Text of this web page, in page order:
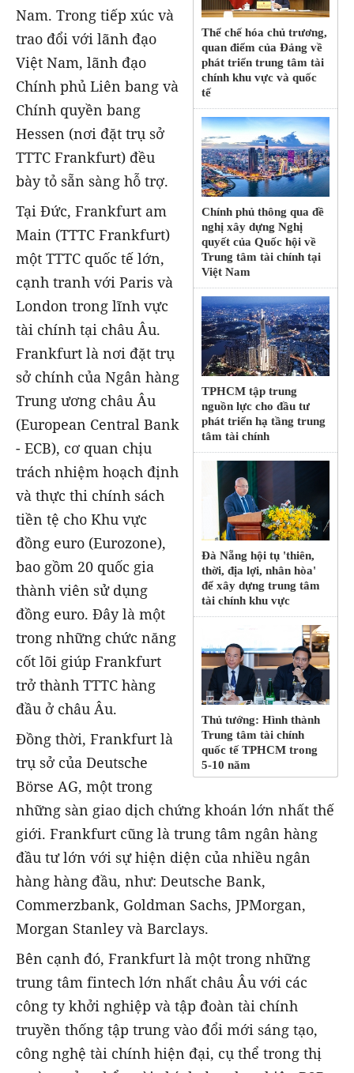
Thể chế hóa chủ trương,
quan điểm của Đảng về
phát triển trung tâm tài
chính khu vực và quốc
tế
Chính phủ thông qua đề
nghị xây dựng Nghị
quyết của Quốc hội về
Trung tâm tài chính tại
Việt Nam
TPHCM tập trung
nguồn lực cho đầu tư
phát triển hạ tầng trung
tâm tài chính
Đà Nẵng hội tụ 'thiên,
thời, địa lợi, nhân hòa'
để xây dựng trung tâm
tài chính khu vực
Thủ tướng: Hình thành
Trung tâm tài chính
quốc tế TPHCM trong
5-10 năm
Nam. Trong tiếp xúc và
trao đổi với lãnh đạo
Việt Nam, lãnh đạo
Chính phủ Liên bang và
Chính quyền bang
Hessen (nơi đặt trụ sở
TTTC Frankfurt) đều
bày tỏ sẵn sàng hỗ trợ.
Tại Đức, Frankfurt am
Main (TTTC Frankfurt)
một TTTC quốc tế lớn,
cạnh tranh với Paris và
London trong lĩnh vực
tài chính tại châu Âu.
Frankfurt là nơi đặt trụ
sở chính của Ngân hàng
Trung ương châu Âu
(European Central Bank
- ECB), cơ quan chịu
trách nhiệm hoạch định
và thực thi chính sách
tiền tệ cho Khu vực
đồng euro (Eurozone),
bao gồm 20 quốc gia
thành viên sử dụng
đồng euro. Đây là một
trong những chức năng
cốt lõi giúp Frankfurt
trở thành TTTC hàng
đầu ở châu Âu.
Đồng thời, Frankfurt là
trụ sở của Deutsche
Börse AG, một trong
những sàn giao dịch chứng khoán lớn nhất thế
giới. Frankfurt cũng là trung tâm ngân hàng
đầu tư lớn với sự hiện diện của nhiều ngân
hàng hàng đầu, như: Deutsche Bank,
Commerzbank, Goldman Sachs, JPMorgan,
Morgan Stanley và Barclays.
Bên cạnh đó, Frankfurt là một trong những
trung tâm fintech lớn nhất châu Âu với các
công ty khởi nghiệp và tập đoàn tài chính
truyền thống tập trung vào đổi mới sáng tạo,
công nghệ tài chính hiện đại, cụ thể trong thị